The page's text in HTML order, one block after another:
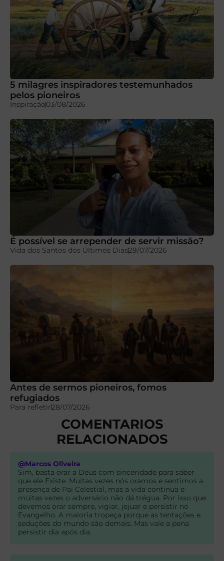
5 milagres inspiradores testemunhados
pelos pioneiros
Inspiração03/08/2026
É possível se arrepender de servir missão?
Vida dos Santos dos Últimos Dias29/07/2026
Antes de sermos pioneiros, fomos
refugiados
Para refletir28/07/2026
COMENTARIOS
RELACIONADOS
@Marcos Oliveira
Sim, basta orar a Deus com sinceridade para saber
que ele Existe. Muitas vezes nós oramos e sentimos a
presença de Pai Celestial, mas a vida continua e
muitas vezes o adversário não dá trégua. Por isso que
devemos orar sempre, vigiar, jejuar e persistir no
Evangelho. A maioria tropeça porque as tentações e
seduções do mundo são demais. Mas vale a pena
persistir dia após dia.